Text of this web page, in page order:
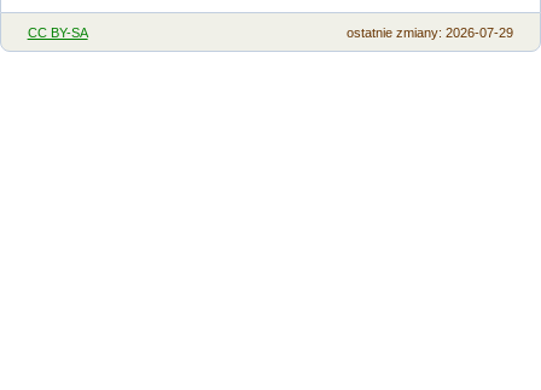
CC BY-SA ostatnie zmiany: 2026-07-29